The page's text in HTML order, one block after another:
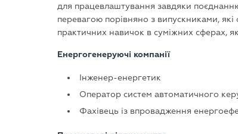
для працевлаштування завдяки
перевагою порівняно з випускниками,
практичних навичок в суміжних сферах,
Енергогенеруючі компанії
Інженер-енергетик
Оператор систем автоматичного
Фахівець із впровадження